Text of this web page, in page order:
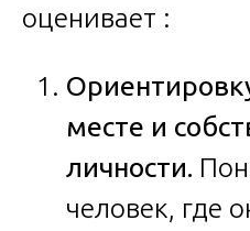
оценивает :
месте и
личности.
человек, где